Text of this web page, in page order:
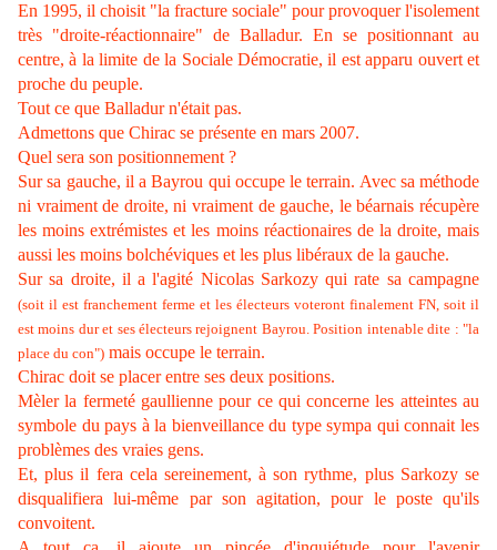
En 1995, il choisit "la fracture sociale" pour provoquer l'isolement
très "droite-réactionnaire" de Balladur. En se positionnant au
centre, à la limite de la Sociale Démocratie, il est apparu ouvert et
proche du peuple.
Tout ce que Balladur n'était pas.
Admettons que Chirac se présente en mars 2007.
Quel sera son positionnement ?
Sur sa gauche, il a Bayrou qui occupe le terrain. Avec sa méthode
ni vraiment de droite, ni vraiment de gauche, le béarnais récupère
les moins extrémistes et les moins réactionaires de la droite, mais
aussi les moins bolchéviques et les plus libéraux de la gauche.
Sur sa droite, il a l'agité Nicolas Sarkozy qui rate sa campagne
(soit il est franchement ferme et les électeurs voteront finalement FN, soit il
est moins dur et ses électeurs rejoignent Bayrou. Position intenable dite : "la
place du con") mais occupe le terrain.
Chirac doit se placer entre ses deux positions.
Mèler la fermeté gaullienne pour ce qui concerne les atteintes au
symbole du pays à la bienveillance du type sympa qui connait les
problèmes des vraies gens.
Et, plus il fera cela sereinement, à son rythme, plus Sarkozy se
disqualifiera lui-même par son agitation, pour le poste qu'ils
convoitent.